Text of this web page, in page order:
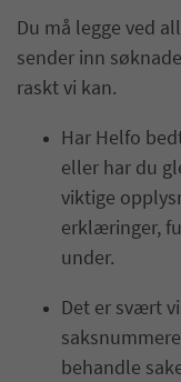
Du må legge ved
sender inn
raskt vi kan.
Har Helfo
eller har du
viktige
erklæringer,
under.
Det er svært
behandle